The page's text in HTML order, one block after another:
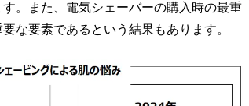
。また、電気シェーバーの購入時の最重
な要素であるという結果もあります。